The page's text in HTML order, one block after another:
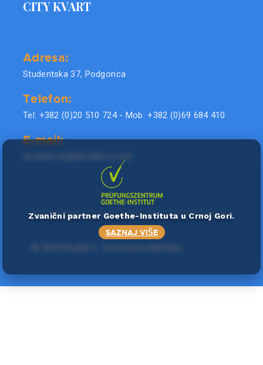
CITY KVART
Adresa:
Studentska 37, Podgorica
Telefon:
Tel: +382 (0)20 510 724 - Mob: +382 (0)69 684 410
E-mail:
Zvanični partner Goethe-Instituta u Crnoj Gori.
SAZNAJ VIŠE